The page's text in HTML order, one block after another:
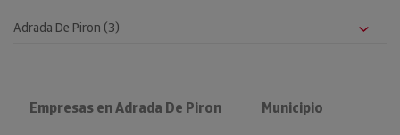
Empresas en Adrada De Piron Municipio